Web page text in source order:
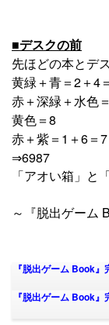
■デスクの前
先ほどの本とデ
黄緑＋青＝2＋4
赤＋深緑＋水色
黄色＝8
赤＋紫＝1＋6＝7
⇒6987
「アオい箱」と
～『脱出ゲーム
『脱出ゲーム Book
『脱出ゲーム Book